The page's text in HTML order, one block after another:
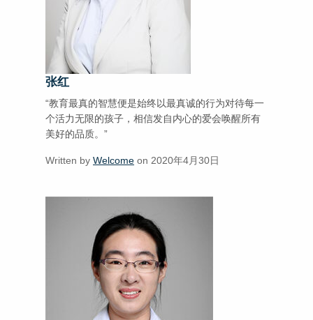
张红
“教育最真的智慧便是始终以最真诚的行为对待每一
个活力无限的孩子，相信发自内心的爱会唤醒所有
美好的品质。”
Written by Welcome on 2020年4月30日